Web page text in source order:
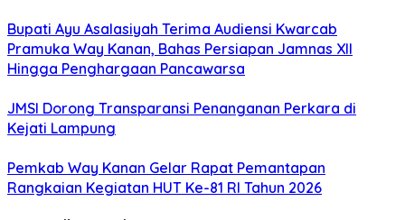
Bupati Ayu Asalasiyah Terima Audiensi Kwarcab
Pramuka Way Kanan, Bahas Persiapan Jamnas XII
Hingga Penghargaan Pancawarsa
JMSI Dorong Transparansi Penanganan Perkara di
Kejati Lampung
Pemkab Way Kanan Gelar Rapat Pemantapan
Rangkaian Kegiatan HUT Ke-81 RI Tahun 2026